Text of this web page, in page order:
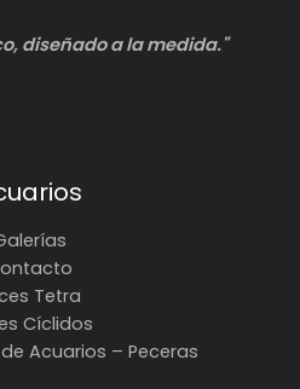
diseñado a la medida."
Tetra
Cíclidos
Acuarios – Peceras